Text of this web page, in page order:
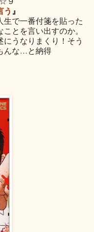
う』
生で一番付箋を貼った
とを言い出すのか。
うなりまくり！そう
んな…と納得